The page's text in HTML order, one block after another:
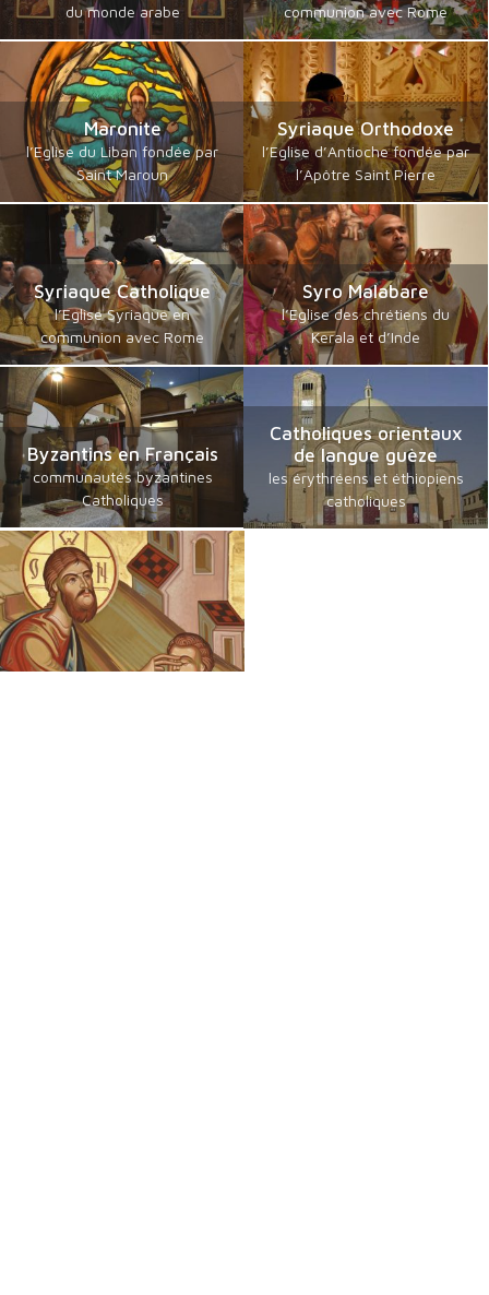
du monde arabe
communion avec Rome
Maronite
l’Eglise du Liban fondée par
Saint Maroun
Syriaque Orthodoxe
l’Eglise d’Antioche fondée par
l’Apôtre Saint Pierre
Syriaque Catholique
l’Eglise Syriaque en
communion avec Rome
Syro Malabare
l’Eglise des chrétiens du
Kerala et d’Inde
Byzantins en Français
communautés byzantines
Catholiques
Catholiques orientaux
de langue guèze
les érythréens et éthiopiens
catholiques